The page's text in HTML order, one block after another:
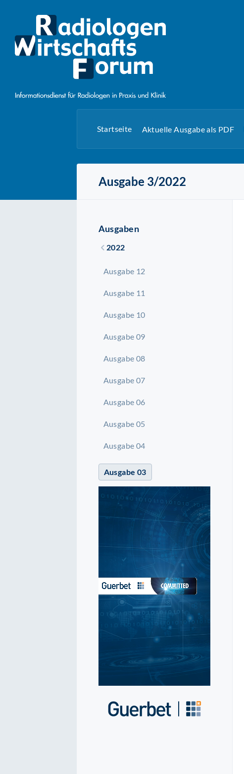
Startseite Aktuelle Ausgabe als PDF
Ausgabe 3/2022
Ausgaben
2022
Ausgabe 12
Ausgabe 11
Ausgabe 10
Ausgabe 09
Ausgabe 08
Ausgabe 07
Ausgabe 06
Ausgabe 05
Ausgabe 04
Ausgabe 03